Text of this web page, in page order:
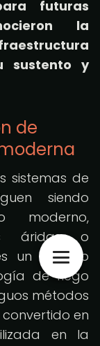
futuras
la
sustento y
de
sistemas de
siendo
moderno,
áridas o
un recurso
de riego
métodos
en
en la